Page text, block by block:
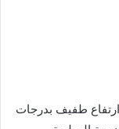
طفيف بدرجات